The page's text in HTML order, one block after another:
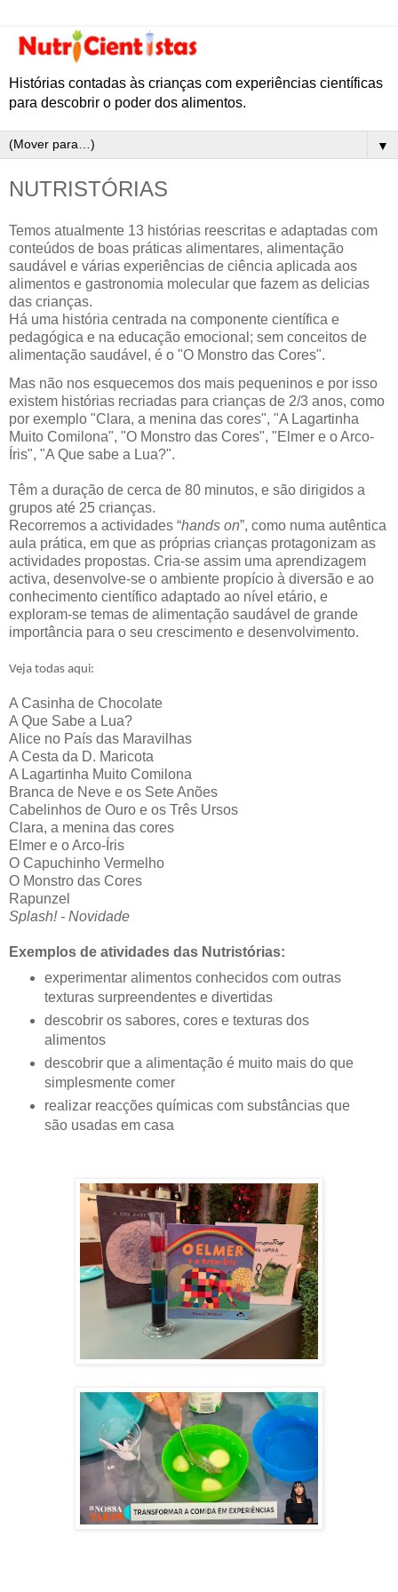
Histórias contadas às crianças com experiências científicas
para descobrir o poder dos alimentos.
▼
NUTRISTÓRIAS
Temos atualmente 13 histórias reescritas e adaptadas com
conteúdos de boas práticas alimentares, alimentação
saudável e várias experiências de ciência aplicada aos
alimentos e gastronomia molecular que fazem as delicias
das crianças.
Há uma história centrada na componente científica e
pedagógica e na educação emocional; sem conceitos de
alimentação saudável, é o "O Monstro das Cores".
Mas não nos esquecemos dos mais pequeninos e por isso
existem histórias recriadas para crianças de 2/3 anos, como
por exemplo "Clara, a menina das cores", "A Lagartinha
Muito Comilona", "O Monstro das Cores", "Elmer e o Arco-
Íris", "A Que sabe a Lua?".
Têm a duração de cerca de 80 minutos, e são dirigidos a
grupos até 25 crianças.
Recorremos a actividades “hands on”, como numa autêntica
aula prática, em que as próprias crianças protagonizam as
actividades propostas. Cria-se assim uma aprendizagem
activa, desenvolve-se o ambiente propício à diversão e ao
conhecimento científico adaptado ao nível etário, e
exploram-se temas de alimentação saudável de grande
importância para o seu crescimento e desenvolvimento.
Veja todas aqui:
A Casinha de Chocolate
A Que Sabe a Lua?
Alice no País das Maravilhas
A Cesta da D. Maricota
A Lagartinha Muito Comilona
Branca de Neve e os Sete Anões
Cabelinhos de Ouro e os Três Ursos
Clara, a menina das cores
Elmer e o Arco-Íris
O Capuchinho Vermelho
O Monstro das Cores
Rapunzel
Splash! - Novidade
Exemplos de atividades das Nutristórias:
experimentar alimentos conhecidos com outras
texturas surpreendentes e divertidas
descobrir os sabores, cores e texturas dos
alimentos
descobrir que a alimentação é muito mais do que
simplesmente comer
realizar reacções químicas com substâncias que
são usadas em casa